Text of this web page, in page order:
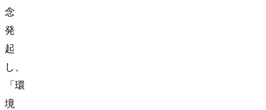
念
発
起
し、
「環
境